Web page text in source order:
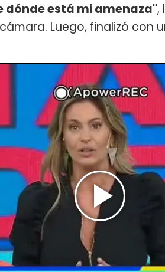
está mi amenaza",
Luego, finalizó con